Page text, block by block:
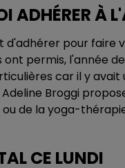
ADHÉRER À
d'adhérer pour faire
permis, l'année
car il y
Broggi
de la yoga-
CE LUNDI